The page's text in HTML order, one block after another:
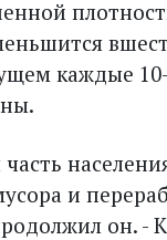
каждые
и
он. -